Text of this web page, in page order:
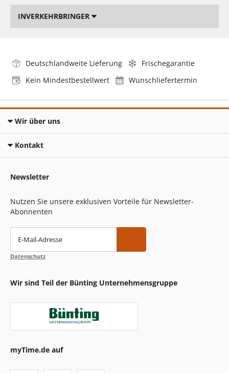
INVERKEHRBRINGER
Deutschlandweite Lieferung
Frischegarantie
Kein Mindestbestellwert
Wunschliefertermin
Wir über uns
Kontakt
Newsletter
Nutzen Sie unsere exklusiven Vorteile für Newsletter-
Abonnenten
E-Mail-Adresse
Datenschutz
Wir sind Teil der Bünting Unternehmensgruppe
myTime.de auf